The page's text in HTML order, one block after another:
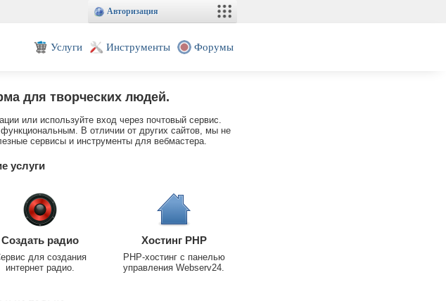
Авторизация
Услуги Инструменты Форумы
для творческих людей.
или используйте вход через почтовый сервис.
В отличии от других сайтов, мы не
сервисы и инструменты для вебмастера.
услуги
Создать радио
для создания
интернет радио.
Хостинг PHP
PHP-хостинг с панелью
управления Webserv24.